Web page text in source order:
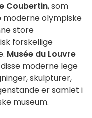
Coubertin, som
moderne olympiske
store
forskellige
Musée du Louvre
moderne lege
skulpturer,
er samlet i
museum.